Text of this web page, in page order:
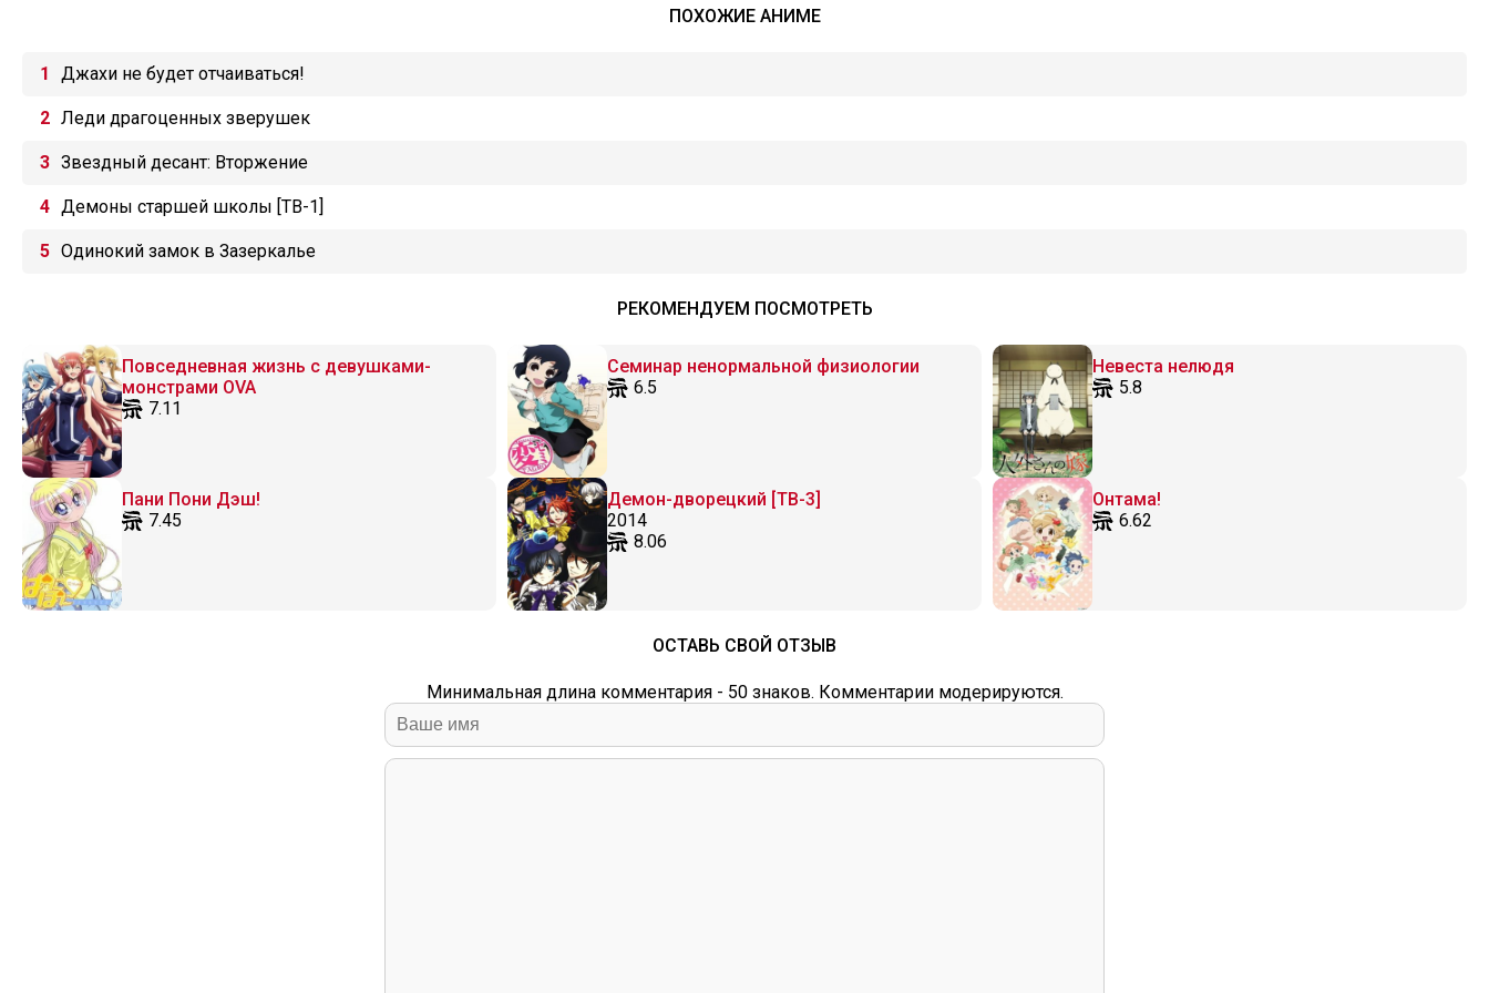
ПОХОЖИЕ АНИМЕ
Джахи не будет отчаиваться!
Леди драгоценных зверушек
Звездный десант: Вторжение
Демоны старшей школы [ТВ-1]
Одинокий замок в Зазеркалье
РЕКОМЕНДУЕМ ПОСМОТРЕТЬ
Повседневная жизнь с девушками-
монстрами OVA
7.11
Семинар ненормальной физиологии
6.5
Невеста нелюдя
5.8
Пани Пони Дэш!
7.45
Демон-дворецкий [ТВ-3]
2014
8.06
Онтама!
6.62
ОСТАВЬ СВОЙ ОТЗЫВ
Минимальная длина комментария - 50 знаков. Комментарии модерируются.